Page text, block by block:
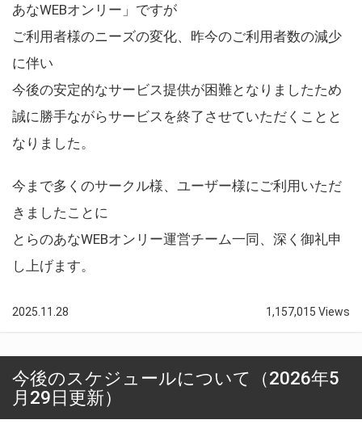
あなWEBオンリー」ですが
ご利用者様のニーズの変化、昨今のご利用者数の減少
に伴い
今後の安定的なサービス提供が困難となりましたため
誠に勝手ながらサービスを終了させていただくことと
なりました。
今まで多くのサークル様、ユーザー様にご利用いただ
きましたことに
とらのあなWEBオンリー運営チーム一同、深く御礼申
し上げます。
2025.11.28 1,157,015 Views
今後のスケジュールについて（2026年5
月29日更新）